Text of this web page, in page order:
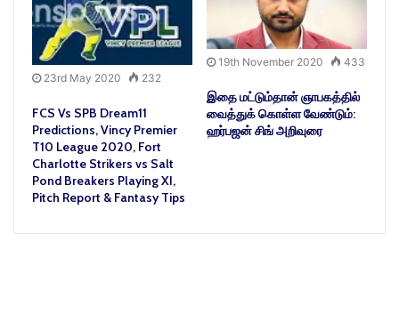
23rd May 2020 232
FCS Vs SPB Dream11
Predictions, Vincy Premier
T10 League 2020, Fort
Charlotte Strikers vs Salt
Pond Breakers Playing XI,
Pitch Report & Fantasy Tips
19th November 2020 433
இதை மட்டும்தான் ஞாபகத்தில்
வைத்துக் கொள்ள வேண்டும்:
ஹர்பஜன் சிங் அறிவுரை